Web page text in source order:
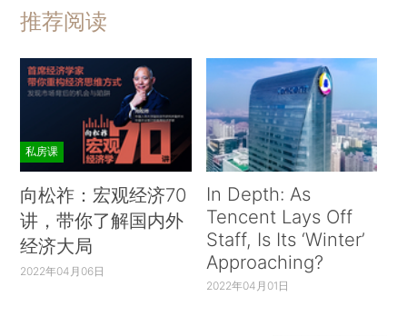
推荐阅读
私房课
向松祚：宏观经济70
讲，带你了解国内外
经济大局
2022年04月06日
In Depth: As
Tencent Lays Off
Staff, Is Its ‘Winter’
Approaching?
2022年04月01日